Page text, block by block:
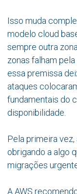
Isso muda
modelo cloud
sempre outra
zonas falham
essa premissa
ataques
fundamentais do
disponibilidade.
Pela primeira
obrigando a algo
migrações
A AWS